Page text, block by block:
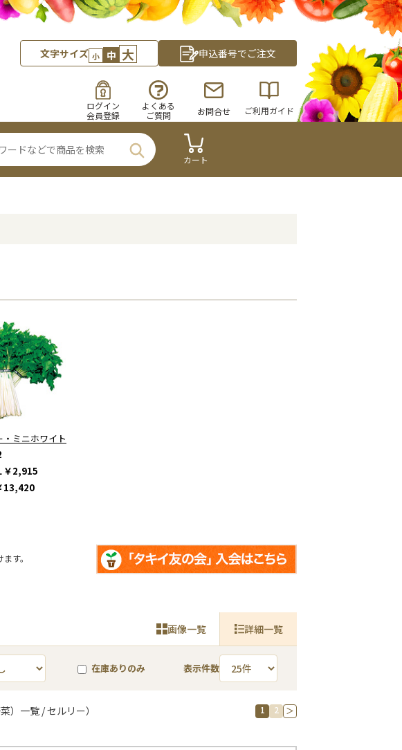
文字サイズ 小 中 大 申込番号でご注文
ログイン
会員登録
よくある
ご質問
お問合せ ご利用ガイド
カート
・ミニホワイト
￥2,915
13,420
す。
画像一覧 詳細一覧
在庫ありのみ 表示件数
）一覧 / セルリー） 1 2 ＞